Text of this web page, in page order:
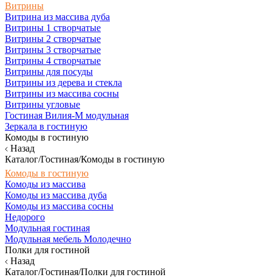
Витрины
Витрина из массива дуба
Витрины 1 створчатые
Витрины 2 створчатые
Витрины 3 створчатые
Витрины 4 створчатые
Витрины для посуды
Витрины из дерева и стекла
Витрины из массива сосны
Витрины угловые
Гостиная Вилия-М модульная
Зеркала в гостиную
Комоды в гостиную
Назад
Каталог/Гостиная/Комоды в гостиную
Комоды в гостиную
Комоды из массива
Комоды из массива дуба
Комоды из массива сосны
Недорого
Модульная гостиная
Модульная мебель Молодечно
Полки для гостиной
Назад
Каталог/Гостиная/Полки для гостиной